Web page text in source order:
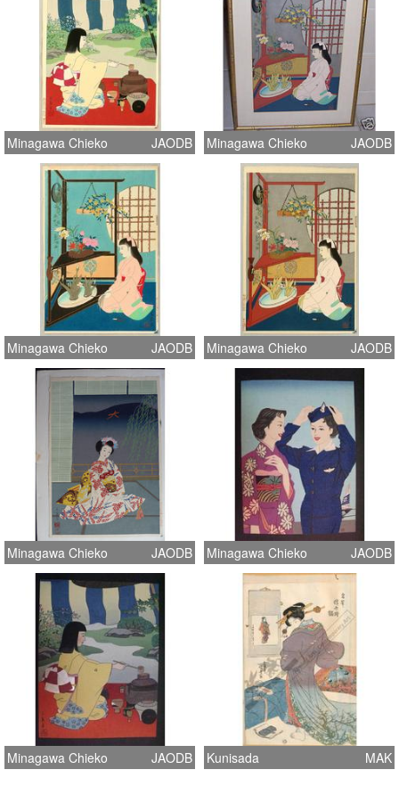
Minagawa Chieko JAODB Minagawa Chieko JAODB
Minagawa Chieko JAODB Minagawa Chieko JAODB
Minagawa Chieko JAODB Minagawa Chieko JAODB
Minagawa Chieko JAODB Kunisada MAK